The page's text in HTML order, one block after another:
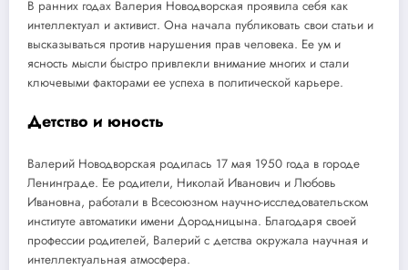
В ранних годах Валерия Новодворская проявила себя как
интеллектуал и активист. Она начала публиковать свои статьи и
высказываться против нарушения прав человека. Ее ум и
ясность мысли быстро привлекли внимание многих и стали
ключевыми факторами ее успеха в политической карьере.
Детство и юность
Валерий Новодворская родилась 17 мая 1950 года в городе
Ленинграде. Ее родители, Николай Иванович и Любовь
Ивановна, работали в Всесоюзном научно-исследовательском
институте автоматики имени Дородницына. Благодаря своей
профессии родителей, Валерий с детства окружала научная и
интеллектуальная атмосфера.